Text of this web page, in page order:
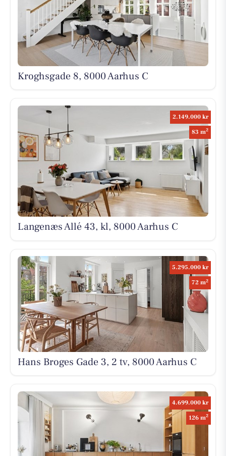
Kroghsgade 8, 8000 Aarhus C
2.149.000 kr
83 m2
Langenæs Allé 43, kl, 8000 Aarhus C
5.295.000 kr
72 m2
Hans Broges Gade 3, 2 tv, 8000 Aarhus C
4.699.000 kr
126 m2